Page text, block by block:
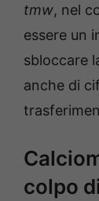
tmw, nel
essere un
sbloccare
anche di
colpo